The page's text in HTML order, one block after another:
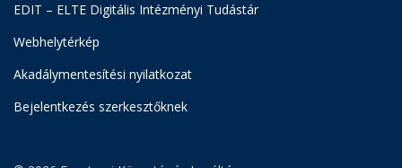
EDIT – ELTE Digitális Intézményi Tudástár
Webhelytérkép
Akadálymentesítési nyilatkozat
Bejelentkezés szerkesztőknek